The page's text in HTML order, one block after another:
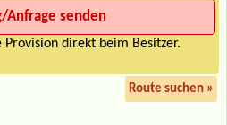
Provision direkt beim Besitzer.
Route suchen »